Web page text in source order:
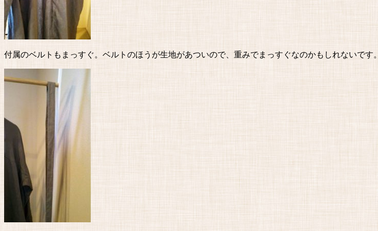
付属のベルトもまっすぐ。ベルトのほうが生地があついので、重みでまっすぐなのかもしれないです。